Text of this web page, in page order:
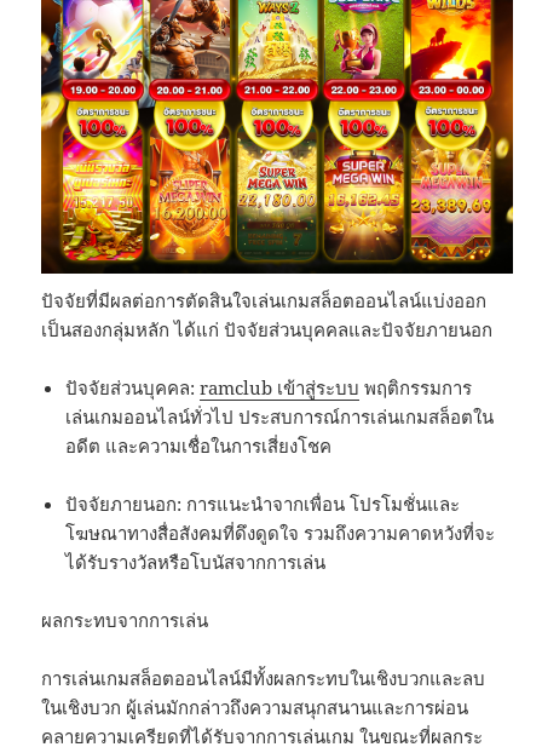
ปัจจัยที่มีผลต่อการตัดสินใจเล่นเกมสล็อตออนไลน์แบ่งออก
เป็นสองกลุ่มหลัก ได้แก่ ปัจจัยส่วนบุคคลและปัจจัยภายนอก
ปัจจัยส่วนบุคคล:ramclub เข้าสู่ระบบ พฤติกรรมการ
เล่นเกมออนไลน์ทั่วไป ประสบการณ์การเล่นเกมสล็อตใน
อดีต และความเชื่อในการเสี่ยงโชค
ปัจจัยภายนอก: การแนะนำจากเพื่อน โปรโมชั่นและ
โฆษณาทางสื่อสังคมที่ดึงดูดใจ รวมถึงความคาดหวังที่จะ
ได้รับรางวัลหรือโบนัสจากการเล่น
ผลกระทบจากการเล่น
การเล่นเกมสล็อตออนไลน์มีทั้งผลกระทบในเชิงบวกและลบ
ในเชิงบวก ผู้เล่นมักกล่าวถึงความสนุกสนานและการผ่อน
คลายความเครียดที่ได้รับจากการเล่นเกม ในขณะที่ผลกระ